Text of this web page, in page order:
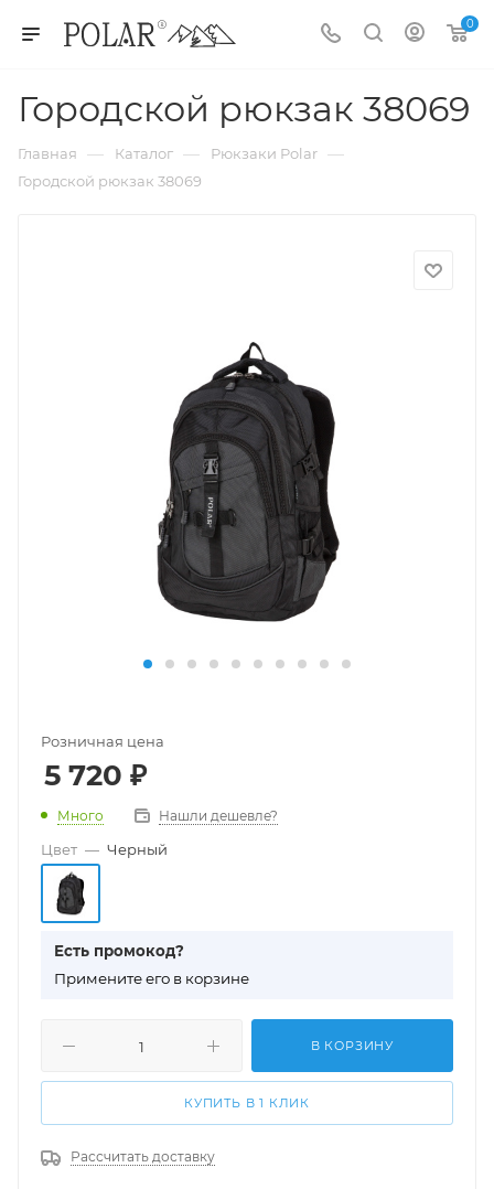
0
Городской рюкзак 38069
Главная — Каталог — Рюкзаки Polar —
Городской рюкзак 38069
Розничная цена
5 720 ₽
Много Нашли дешевле?
Цвет — Черный
Есть промокод?
Примените его в корзине
В КОРЗИНУ
КУПИТЬ В 1 КЛИК
Рассчитать доставку